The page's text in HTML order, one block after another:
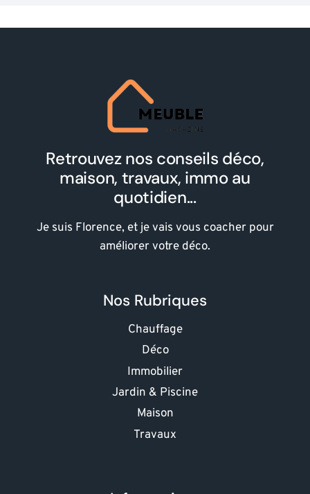
Retrouvez nos conseils déco,
maison, travaux, immo au
quotidien...
Je suis Florence, et je vais vous coacher pour
améliorer votre déco.
Nos Rubriques
Chauffage
Déco
Immobilier
Jardin & Piscine
Maison
Travaux